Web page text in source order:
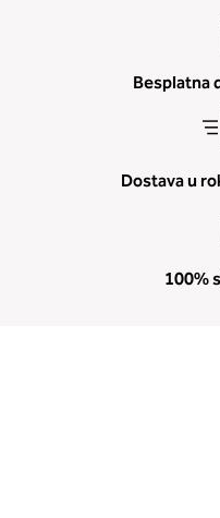
Besplatna
Dostava u
100%